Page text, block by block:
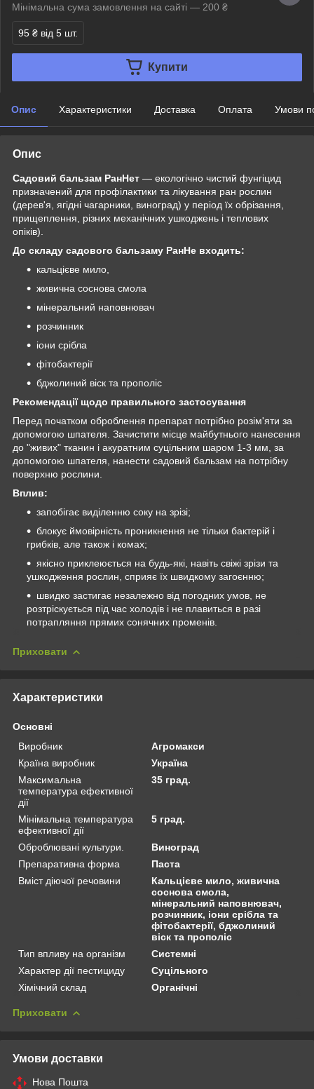
Мінімальна сума замовлення на сайті — 200 ₴
95 ₴ від 5 шт.
Купити
Опис Характеристики Доставка Оплата Умови
Опис
Садовий бальзам РанНет — екологічно чистий фунгіцид
призначений для профілактики та лікування ран рослин
(дерев'я, ягідні чагарники, виноград) у період їх обрізання,
прищеплення, різних механічних ушкоджень і теплових
опіків).
До складу садового бальзаму РанНе входить:
кальцієве мило,
живична соснова смола
мінеральний наповнювач
розчинник
іони срібла
фітобактерії
бджолиний віск та прополіс
Рекомендації щодо правильного застосування
Перед початком оброблення препарат потрібно розім'яти за
допомогою шпателя. Зачистити місце майбутнього нанесення
до "живих" тканин і акуратним суцільним шаром 1-3 мм, за
допомогою шпателя, нанести садовий бальзам на потрібну
поверхню рослини.
Вплив:
запобігає виділенню соку на зрізі;
блокує ймовірність проникнення не тільки бактерій і
грибків, але також і комах;
якісно приклеюється на будь-які, навіть свіжі зрізи та
ушкодження рослин, сприяє їх швидкому загоєнню;
швидко застигає незалежно від погодних умов, не
розтріскується під час холодів і не плавиться в разі
потрапляння прямих сонячних променів.
Приховати
Характеристики
Основні
Виробник
Агромакси
Країна виробник
Україна
Максимальна
температура ефективної
дії
35 град.
Мінімальна температура
ефективної дії
5 град.
Оброблювані культури.
Виноград
Препаративна форма
Паста
Вміст діючої речовини
Кальцієве мило, живична
соснова смола,
мінеральний наповнювач,
розчинник, іони срібла та
фітобактерії, бджолиний
віск та прополіс
Тип впливу на організм
Системні
Характер дії пестициду
Суцільного
Хімічний склад
Органічні
Приховати
Умови доставки
Нова Пошта